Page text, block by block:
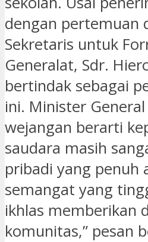
dengan pertemuan
Sekretaris untuk
Generalat, Sdr.
bertindak sebagai
ini. Minister
wejangan berarti
saudara masih
pribadi yang penuh
semangat yang
ikhlas memberikan
komunitas,” pesan